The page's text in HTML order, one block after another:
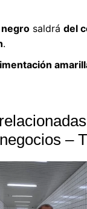
saldrá del
.
–